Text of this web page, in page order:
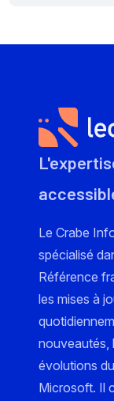
Le Crabe
spécialisé
Référence
les mises à
nouveautés,
évolutions
Microsoft. Il